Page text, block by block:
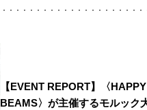
【EVENT REPORT】〈
BEAMS〉が主催するモルック